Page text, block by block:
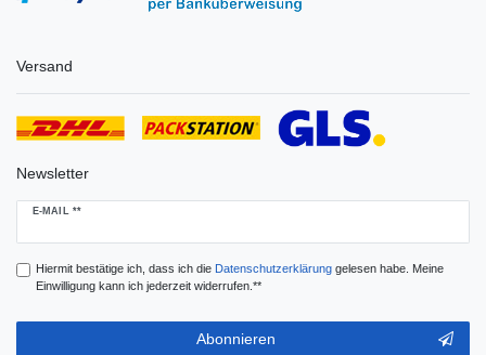
Versand
Newsletter
E-MAIL **
Newsletter
Hiermit bestätige ich, dass ich die Daten­schutz­erklärunggelesen habe. Meine
Einwilligung kann ich jederzeit widerrufen.**
Abonnieren